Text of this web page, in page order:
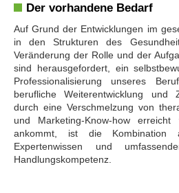
Der vorhandene Bedarf
Auf Grund der Entwicklungen im
in den Strukturen des
Veränderung der Rolle und der
sind herausgefordert, ein
Professionalisierung unseres
berufliche Weiterentwicklung und
durch eine Verschmelzung von
und Marketing-Know-how
ankommt, ist die Kombination
Expertenwissen und
Handlungskompetenz.